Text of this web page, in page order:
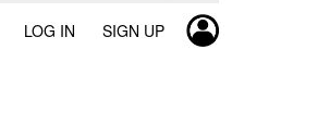
LOG IN SIGN UP